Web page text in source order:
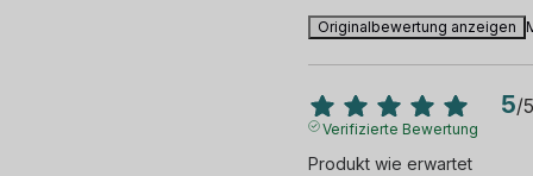
Originalbewertung anzeigen
5/5
Verifizierte Bewertung
Produkt wie erwartet